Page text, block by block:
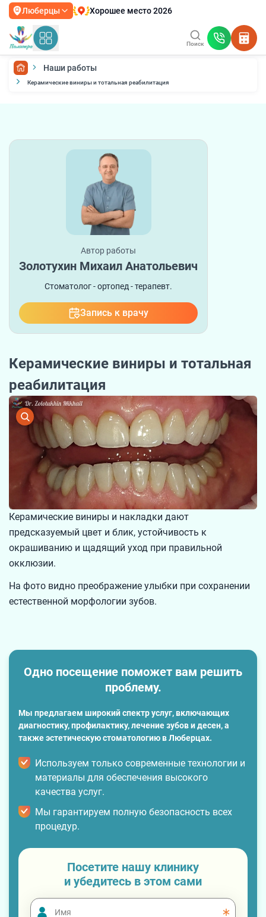
Люберцы Хорошее место 2026
Поиск
Наши работы
Керамические виниры и тотальная реабилитация
Автор работы
Золотухин Михаил Анатольевич
Стоматолог - ортопед - терапевт.
Запись к врачу
Керамические виниры и тотальная
реабилитация
Керамические виниры и накладки дают
предсказуемый цвет и блик, устойчивость к
окрашиванию и щадящий уход при правильной
окклюзии.
На фото видно преображение улыбки при сохранении
естественной морфологии зубов.
Одно посещение поможет вам решить
проблему.
Мы предлагаем широкий спектр услуг, включающих
диагностику, профилактику, лечение зубов и десен, а
также эстетическую стоматологию в Люберцах.
Используем только современные технологии и
материалы для обеспечения высокого
качества услуг.
Мы гарантируем полную безопасность всех
процедур.
Посетите нашу клинику
и убедитесь в этом сами